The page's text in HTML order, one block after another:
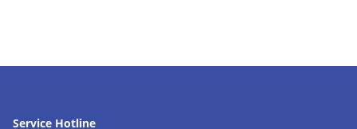
Service Hotline